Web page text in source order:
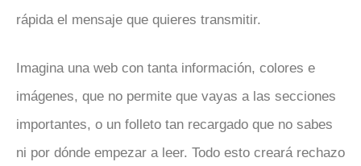
rápida el mensaje que quieres transmitir.
Imagina una web con tanta información, colores e
imágenes, que no permite que vayas a las secciones
importantes, o un folleto tan recargado que no sabes
ni por dónde empezar a leer. Todo esto creará rechazo